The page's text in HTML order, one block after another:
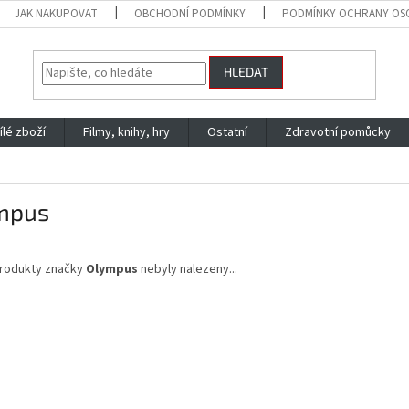
JAK NAKUPOVAT OBCHODNÍ PODMÍNKY PODMÍNKY OCHRANY
HLEDAT
zboží Filmy, knihy, hry Ostatní Zdravotní pomůcky
značky Olympus nebyly nalezeny...